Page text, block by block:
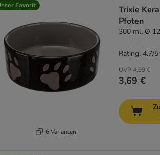
Favorit
6 Varianten
Trixie
Pfoten
300 ml, Ø
UVP 4,99 €
3,69 €
Rating: 4.7/5